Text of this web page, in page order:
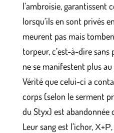
l’ambroisie, garantissent
lorsqu’ils en sont privés
meurent pas mais
torpeur, c’est-à-dire sans
ne se manifestent plus
Vérité que celui-ci a
corps (selon le serment
du Styx) est abandonnée
Leur sang est l’ichor,